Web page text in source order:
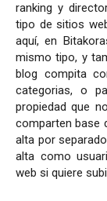
ranking y
tipo de sitios
aquí, en
mismo tipo, y
blog compita
categorias, o
propiedad que
comparten base
alta por
alta como
web si quiere